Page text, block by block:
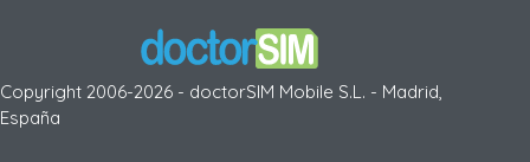
Copyright 2006-2026 - doctorSIM Mobile S.L. - Madrid,
España